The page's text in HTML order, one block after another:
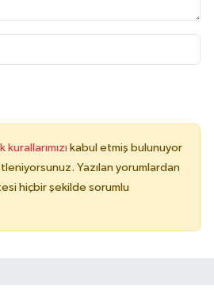
kurallarımızı kabul etmiş bulunuyor
Yazılan yorumlardan
hiçbir şekilde sorumlu